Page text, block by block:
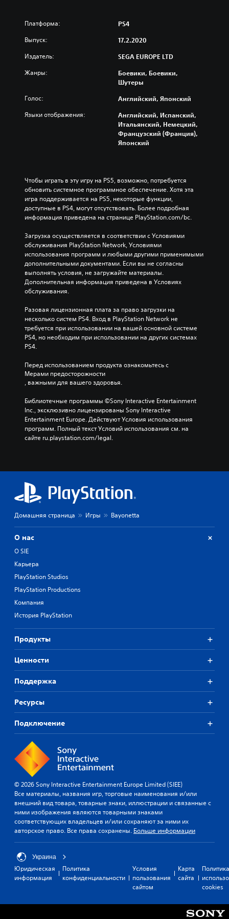
Платформа: PS4
Выпуск: 17.2.2020
Издатель: SEGA EUROPE LTD
Жанры:
Боевики, Боевики,
Шутеры
Голос: Английский, Японский
Языки отображения:
Английский, Испанский,
Итальянский, Немецкий,
Французский (Франция),
Японский
Чтобы играть в эту игру на PS5, возможно, потребуется
обновить системное программное обеспечение. Хотя эта
игра поддерживается на PS5, некоторые функции,
доступные в PS4, могут отсутствовать. Более подробная
информация приведена на странице PlayStation.com/bc.
Загрузка осуществляется в соответствии с Условиями
обслуживания PlayStation Network, Условиями
использования программ и любыми другими применимыми
дополнительными документами. Если вы не согласны
выполнять условия, не загружайте материалы.
Дополнительная информация приведена в Условиях
обслуживания.
Разовая лицензионная плата за право загрузки на
несколько систем PS4. Вход в PlayStation Network не
требуется при использовании на вашей основной системе
PS4, но необходим при использовании на других системах
PS4.
Перед использованием продукта ознакомьтесь с
Мерами предосторожности
, важными для вашего здоровья.
Библиотечные программы ©Sony Interactive Entertainment
Inc., эксклюзивно лицензированы Sony Interactive
Entertainment Europe. Действуют Условия использования
программ. Полный текст Условий использования см. на
сайте ru.playstation.com/legal.
Домашняя страница Игры Bayonetta
О нас
О SIE
Карьера
PlayStation Studios
PlayStation Productions
Компания
История PlayStation
Продукты
Ценности
Поддержка
Ресурсы
Подключение
© 2026 Sony Interactive Entertainment Europe Limited (SIEE)
Все материалы, названия игр, торговые наименования и/или
внешний вид товара, товарные знаки, иллюстрации и связанные с
ними изображения являются товарными знаками
соответствующих владельцев и/или сохраняют за ними их
авторское право. Все права сохранены. Больше информации
Украина
Юридическая
информация
Политика
конфиденциальности
Условия
пользования
сайтом
Карта
сайта
Политика
cookies